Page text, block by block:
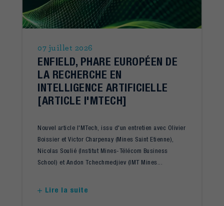
07 juillet 2026
ENFIELD, PHARE EUROPÉEN DE
LA RECHERCHE EN
INTELLIGENCE ARTIFICIELLE
[ARTICLE I'MTECH]
Nouvel article I'MTech, issu d'un entretien avec Olivier
Boissier et Victor Charpenay (Mines Saint Etienne),
Nicolas Soulié (Institut Mines-Télécom Business
School) et Andon Tchechmedjiev (IMT Mines...
Lire la suite